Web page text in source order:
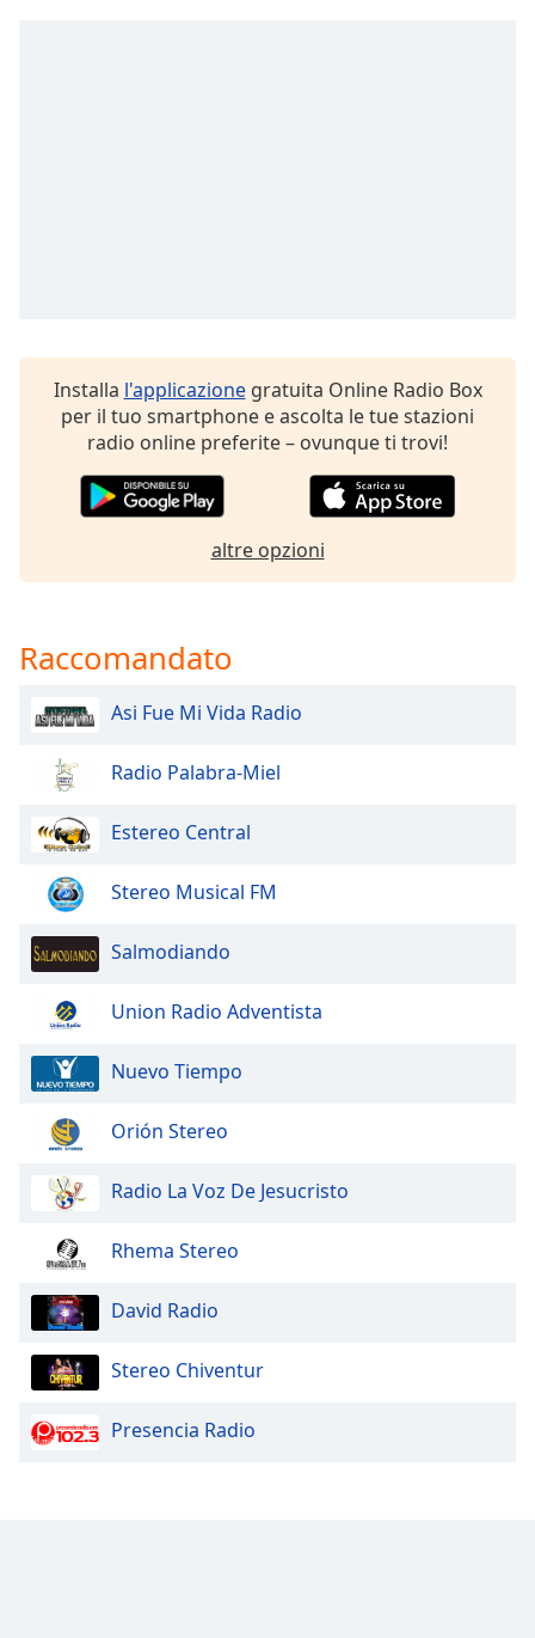
Size
Family
Reset
Close
Modal
dialog
window.
Installa l'applicazionegratuita Online Radio Box
per il tuo smartphone e ascolta le tue stazioni
radio online preferite – ovunque ti trovi!
altre opzioni
Raccomandato
Asi Fue Mi Vida Radio
Radio Palabra-Miel
Estereo Central
Stereo Musical FM
Salmodiando
Union Radio Adventista
Nuevo Tiempo
Orión Stereo
Radio La Voz De Jesucristo
Rhema Stereo
David Radio
Stereo Chiventur
Presencia Radio